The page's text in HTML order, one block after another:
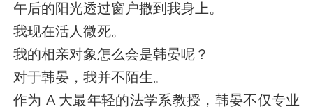
午后的阳光透过窗户撒到我身上。
我现在活人微死。
我的相亲对象怎么会是韩晏呢？
对于韩晏，我并不陌生。
作为 A 大最年轻的法学系教授，韩晏不仅专业